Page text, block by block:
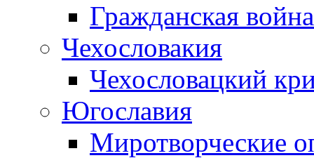
Гражданская
Чехословакия
Чехословацкий
Югославия
Миротворческие